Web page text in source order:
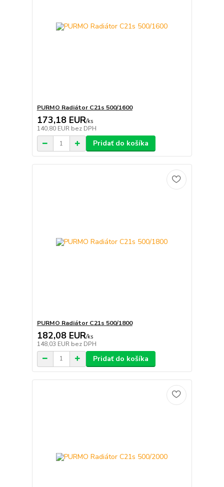
PURMO Radiátor C21s 500/1600
173,18 EUR/ks
140,80 EUR bez DPH
Pridať do košíka
PURMO Radiátor C21s 500/1800
182,08 EUR/ks
148,03 EUR bez DPH
Pridať do košíka